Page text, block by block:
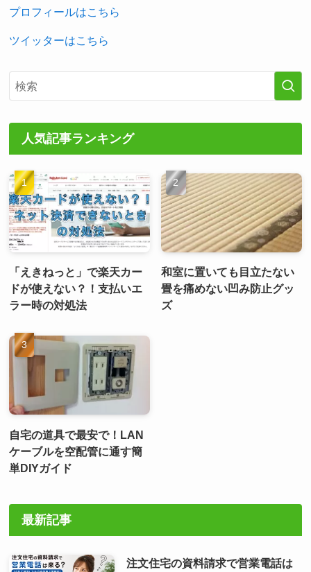
プロフィールはこちら
ツイッターはこちら
人気記事ランキング
「えきねっと」で楽天カー
ドが使えない？！支払いエ
ラー時の対処法
和室に置いても目立たない
畳を痛めない凹み防止グッ
ズ
自宅の道具で最安で！LAN
ケーブルを空配管に通す簡
単DIYガイド
最新記事
注文住宅の資料請求で営業電話は